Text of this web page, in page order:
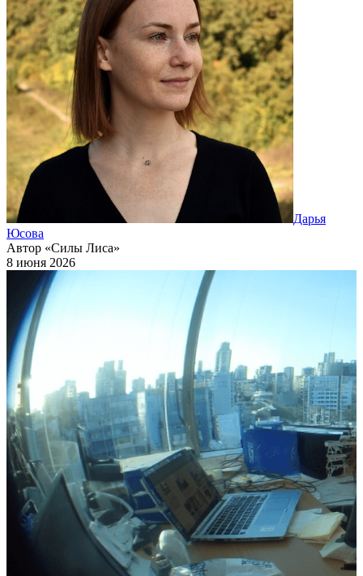
Дарья
Юсова
Автор «Силы Лиса»
8 июня 2026